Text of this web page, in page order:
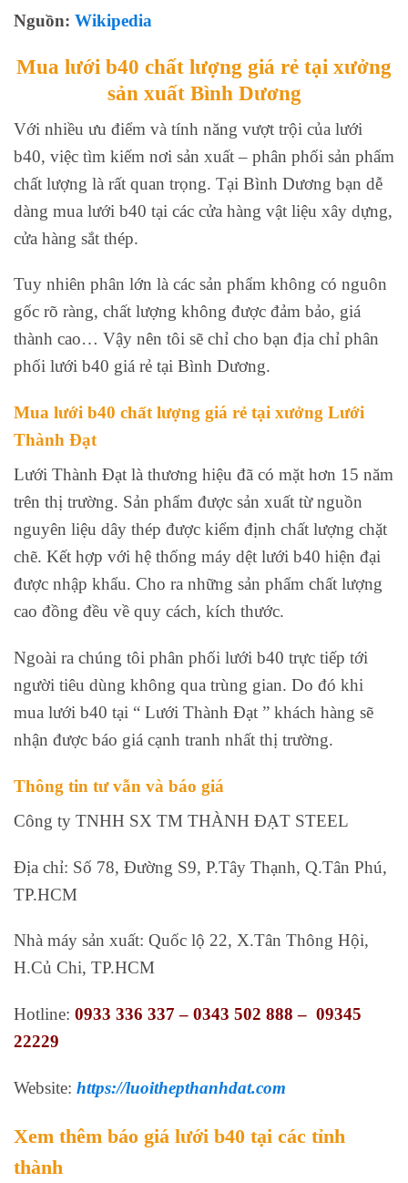
Nguồn: Wikipedia
Mua lưới b40 chất lượng giá rẻ tại xưởng
sản xuất Bình Dương
Với nhiều ưu điểm và tính năng vượt trội của lưới
b40, việc tìm kiếm nơi sản xuất – phân phối sản phẩm
chất lượng là rất quan trọng. Tại Bình Dương bạn dễ
dàng mua lưới b40 tại các cửa hàng vật liệu xây dựng,
cửa hàng sắt thép.
Tuy nhiên phân lớn là các sản phẩm không có nguôn
gốc rõ ràng, chất lượng không được đảm bảo, giá
thành cao… Vậy nên tôi sẽ chỉ cho bạn địa chỉ phân
phối lưới b40 giá rẻ tại Bình Dương.
Mua lưới b40 chất lượng giá rẻ tại xưởng Lưới
Thành Đạt
Lưới Thành Đạt là thương hiệu đã có mặt hơn 15 năm
trên thị trường. Sản phẩm được sản xuất từ nguồn
nguyên liệu dây thép được kiểm định chất lượng chặt
chẽ. Kết hợp với hệ thống máy dệt lưới b40 hiện đại
được nhập khẩu. Cho ra những sản phẩm chất lượng
cao đồng đều về quy cách, kích thước.
Ngoài ra chúng tôi phân phối lưới b40 trực tiếp tới
người tiêu dùng không qua trùng gian. Do đó khi
mua lưới b40 tại “ Lưới Thành Đạt ” khách hàng sẽ
nhận được báo giá cạnh tranh nhất thị trường.
Thông tin tư vẫn và báo giá
Công ty TNHH SX TM THÀNH ĐẠT STEEL
Địa chỉ: Số 78, Đường S9, P.Tây Thạnh, Q.Tân Phú,
TP.HCM
Nhà máy sản xuất: Quốc lộ 22, X.Tân Thông Hội,
H.Củ Chi, TP.HCM
Hotline: 0933 336 337 – 0343 502 888 – 09345
22229
Website: https://luoithepthanhdat.com
Xem thêm báo giá lưới b40 tại các tỉnh
thành